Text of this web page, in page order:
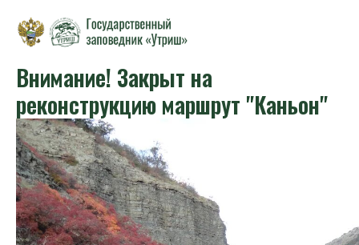
Внимание! Закрыт на
реконструкцию маршрут "Каньон"